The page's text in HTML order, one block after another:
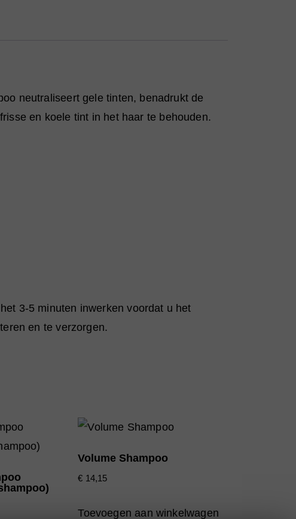
neutraliseert gele tinten, benadrukt de
en koele tint in het haar te behouden.
3-5 minuten inwerken voordat u het
en te verzorgen.
Volume Shampoo
€ 14,15
Toevoegen aan winkelwagen